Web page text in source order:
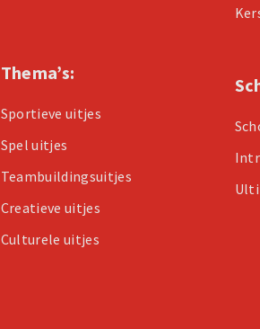
Thema’s:
Sportieve uitjes
Spel uitjes
Teambuildingsuitjes
Creatieve uitjes
Culturele uitjes